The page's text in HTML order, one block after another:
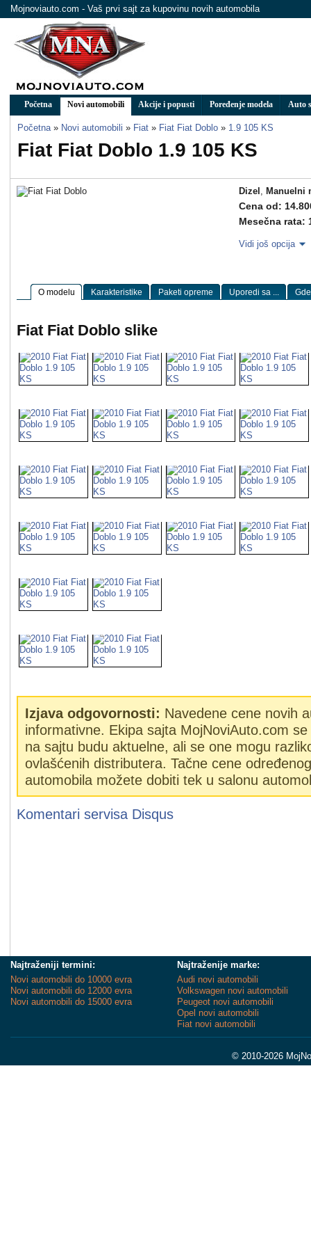
Mojnoviauto.com - Vaš prvi sajt za kupovinu novih automobila
Početna Novi automobili Akcije i popusti Poređenje modela Auto
Početna » Novi automobili » Fiat » Fiat Fiat Doblo » 1.9 105 KS
Fiat Fiat Doblo 1.9 105 KS
Dizel , Manuelni
Cena od:
Mesečna rata:
Vidi još opcija
O modelu Karakteristike Paketi opreme Uporedi sa ...
Fiat Fiat Doblo slike
Izjava odgovornosti: Navedene cene novih
informativne. Ekipa sajta MojNoviAuto.com
na sajtu budu aktuelne, ali se one mogu
ovlašćenih distributera. Tačne cene
automobila možete dobiti tek u salonu
Komentari servisa Disqus
Najtraženiji termini:
Novi automobili do 10000 evra
Novi automobili do 12000 evra
Novi automobili do 15000 evra
Najtraženije marke:
Audi novi automobili
Volkswagen novi automobili
Peugeot novi automobili
Opel novi automobili
Fiat novi automobili
© 2010-2026